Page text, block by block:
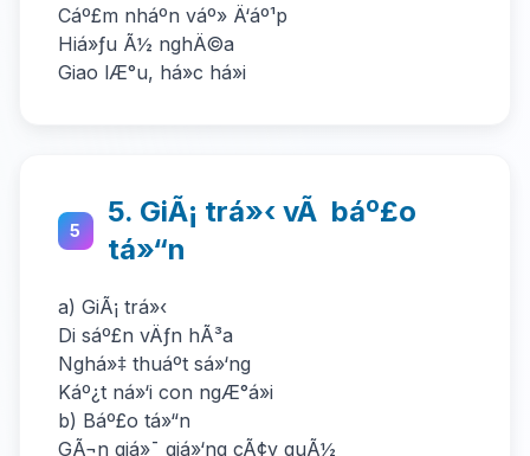
Cáº£m nháº­n váº» Ä‘áº¹p
Hiá»ƒu Ã½ nghÄ©a
Giao lÆ°u, há»c há»i
5
5. GiÃ¡ trá»‹ vÃ báº£o
tá»“n
a) GiÃ¡ trá»‹
Di sáº£n vÄƒn hÃ³a
Nghá»‡ thuáº­t sá»‘ng
Káº¿t ná»‘i con ngÆ°á»i
b) Báº£o tá»“n
GÃ¬n giá»¯ giá»‘ng cÃ¢y quÃ½